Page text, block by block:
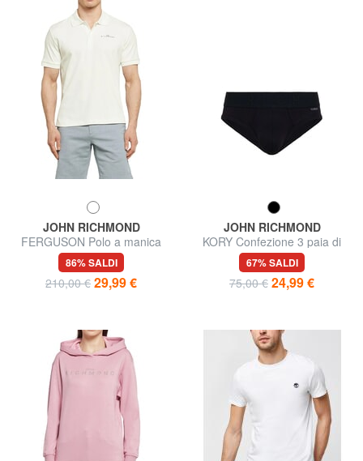
JOHN RICHMOND
FERGUSON Polo a manica
corta
86% SALDI
210,00 € 29,99 €
JOHN RICHMOND
KORY Confezione 3 paia di
Slip
67% SALDI
75,00 € 24,99 €